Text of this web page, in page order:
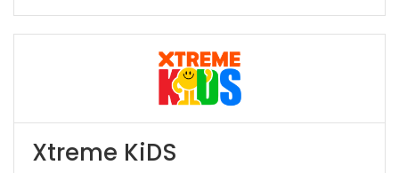
Xtreme KiDS